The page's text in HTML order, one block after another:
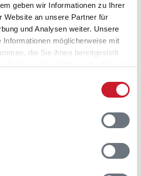
geben wir Informationen zu Ihrer
Website an unsere Partner für
und Analysen weiter. Unsere
Informationen möglicherweise mit
die Sie ihnen bereitgestellt